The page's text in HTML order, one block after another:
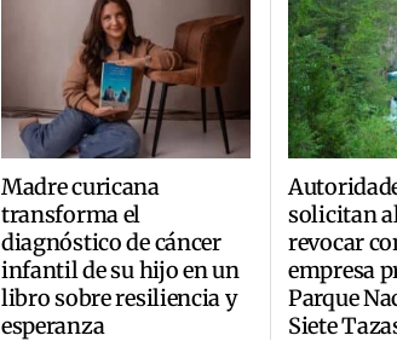
Madre curicana
transforma el
diagnóstico de cáncer
infantil de su hijo en un
libro sobre resiliencia y
esperanza
solicitan
revocar
empresa
Parque
Siete